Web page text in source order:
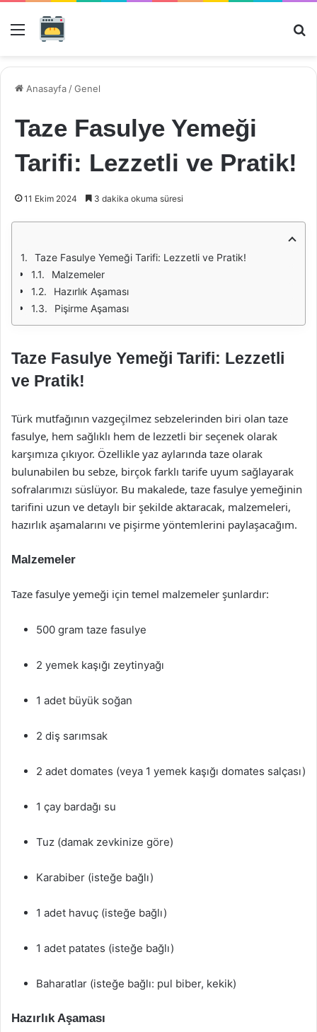
Menü
Anasayfa /Genel
Taze Fasulye Yemeği
Tarifi: Lezzetli ve Pratik!
11 Ekim 2024 3 dakika okuma süresi
Taze Fasulye Yemeği Tarifi: Lezzetli ve Pratik!
Malzemeler
Hazırlık Aşaması
Pişirme Aşaması
Taze Fasulye Yemeği Tarifi: Lezzetli
ve Pratik!
Türk mutfağının vazgeçilmez sebzelerinden biri olan taze
fasulye, hem sağlıklı hem de lezzetli bir seçenek olarak
karşımıza çıkıyor. Özellikle yaz aylarında taze olarak
bulunabilen bu sebze, birçok farklı tarife uyum sağlayarak
sofralarımızı süslüyor. Bu makalede, taze fasulye yemeğinin
tarifini uzun ve detaylı bir şekilde aktaracak, malzemeleri,
hazırlık aşamalarını ve pişirme yöntemlerini paylaşacağım.
Malzemeler
Taze fasulye yemeği için temel malzemeler şunlardır:
500 gram taze fasulye
2 yemek kaşığı zeytinyağı
1 adet büyük soğan
2 diş sarımsak
2 adet domates (veya 1 yemek kaşığı domates salçası)
1 çay bardağı su
Tuz (damak zevkinize göre)
Karabiber (isteğe bağlı)
1 adet havuç (isteğe bağlı)
1 adet patates (isteğe bağlı)
Baharatlar (isteğe bağlı: pul biber, kekik)
Hazırlık Aşaması